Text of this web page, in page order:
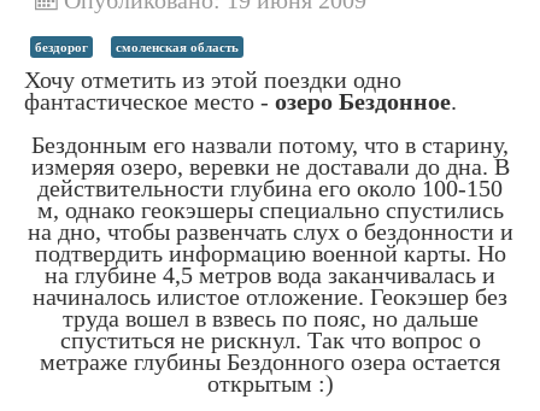
бездорог смоленская область
Хочу отметить из этой поездки одно
фантастическое место - озеро Бездонное.
Бездонным его назвали потому, что в старину,
измеряя озеро, веревки не доставали до дна. В
действительности глубина его около 100-150
м, однако геокэшеры специально спустились
на дно, чтобы развенчать слух о бездонности и
подтвердить информацию военной карты. Но
на глубине 4,5 метров вода заканчивалась и
начиналось илистое отложение. Геокэшер без
труда вошел в взвесь по пояс, но дальше
спуститься не рискнул. Так что вопрос о
метраже глубины Бездонного озера остается
открытым :)